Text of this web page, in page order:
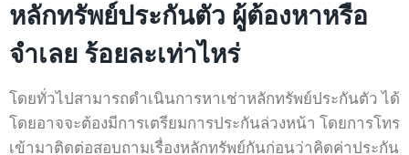
หลักทรัพย์ประกันตัว ผู้ต้องหาหรือ
จำเลย ร้อยละเท่าไหร่
โดยทั่วไปสามารถดำเนินการหาเช่าหลักทรัพย์ประกันตัว ได้
โดยอาจจะต้องมีการเตรียมการประกันล่วงหน้า โดยการโทร
เข้ามาติดต่อสอบถามเรื่องหลักทรัพย์กันก่อนว่าคิดค่าประกัน